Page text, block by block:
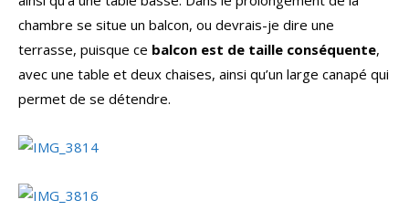
chambre se situe un balcon, ou devrais-je dire une
terrasse, puisque ce balcon est de taille conséquente,
avec une table et deux chaises, ainsi qu’un large canapé qui
permet de se détendre.